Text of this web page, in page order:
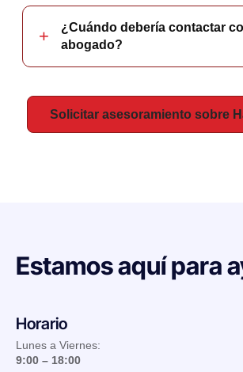
¿Cuándo debería contactar
abogado?
Solicitar asesoramiento sobre
Estamos aquí para
Horario
Lunes a Viernes:
9:00 – 18:00